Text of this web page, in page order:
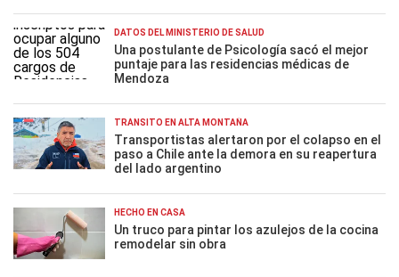
DATOS DEL MINISTERIO DE SALUD
Una postulante de Psicología sacó el mejor
puntaje para las residencias médicas de
Mendoza
TRÁNSITO EN ALTA MONTAÑA
Transportistas alertaron por el colapso en el
paso a Chile ante la demora en su reapertura
del lado argentino
HECHO EN CASA
Un truco para pintar los azulejos de la cocina
remodelar sin obra